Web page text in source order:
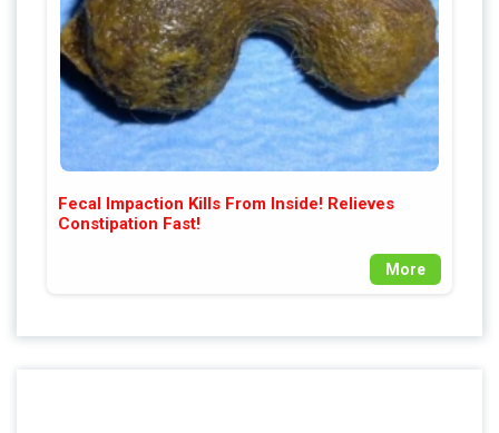
Fecal Impaction Kills From Inside! Relieves
Constipation Fast!
More